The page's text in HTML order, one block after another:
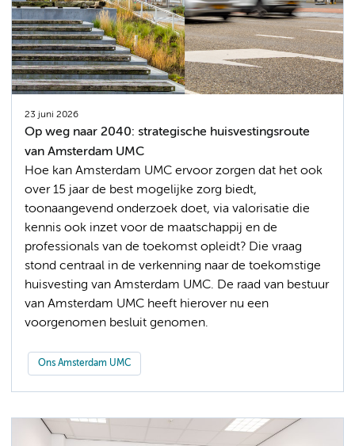
23 juni 2026
Op weg naar 2040: strategische huisvestingsroute
van Amsterdam UMC
Hoe kan Amsterdam UMC ervoor zorgen dat het ook
over 15 jaar de best mogelijke zorg biedt,
toonaangevend onderzoek doet, via valorisatie die
kennis ook inzet voor de maatschappij en de
professionals van de toekomst opleidt? Die vraag
stond centraal in de verkenning naar de toekomstige
huisvesting van Amsterdam UMC. De raad van bestuur
van Amsterdam UMC heeft hierover nu een
voorgenomen besluit genomen.
Ons Amsterdam UMC